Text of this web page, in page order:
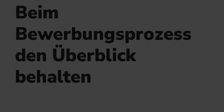
Beim
Bewerbungsprozess
den Überblick
behalten